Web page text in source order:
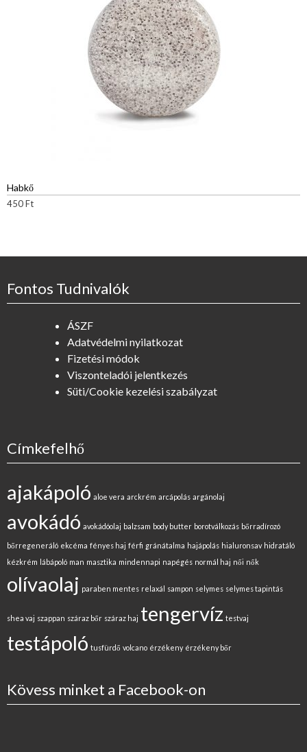
Habkő
450Ft
Fontos Tudnivalók
ÁSZF
Adatvédelmi nyilatkozat
Fizetési módok
Viszonteladói jelentkezés
Süti/Cookie kezelési szabályzat
Címkefelhő
ajakápoló aloe vera arckrém arcápolás argánolaj
avokádó avokádóolaj balzsam body butter borotválkozás bőrradírozó
bőrregeneráló ekcéma fényes haj férfi gránátalma hajápolás hialuronsav hidratáló
kézkrém lábápoló man masztika mindennapi napégés normál haj női nők
olívaolaj paraben mentes relaxál sampon selymes selymes tapintás
shea vaj szappan száraz bőr száraz haj tengervíz testvaj
testápoló tusfürdő volcano érzékeny érzékeny bőr
Kövess minket a Facebook-on